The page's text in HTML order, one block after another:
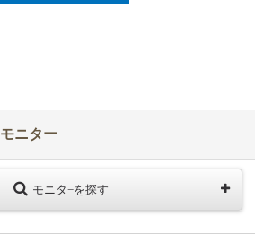
ニター
モニタ−を探す